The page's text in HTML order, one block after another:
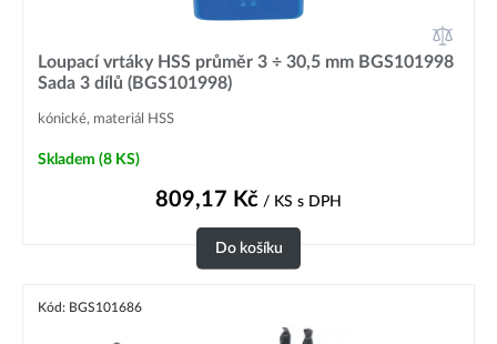
Loupací vrtáky HSS průměr 3 ÷ 30,5 mm BGS101998
Sada 3 dílů (BGS101998)
kónické, materiál HSS
Skladem (8 KS)
809,17 Kč / KS s DPH
Do košíku
Kód: BGS101686